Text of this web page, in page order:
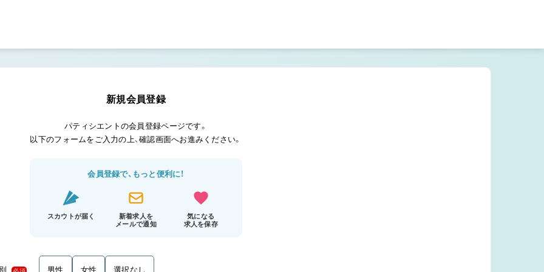
新規会員登録
パティシエントの会員登録ページです。
以下のフォームをご入力の上、確認画面へお進みください。
会員登録で、もっと便利に！
スカウトが届く
新着求人を
メールで通知
気になる
求人を保存
必須 男性 女性 選択なし